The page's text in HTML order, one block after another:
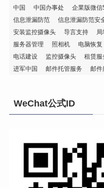
中国
中国办事处 企業版微信
信息泄漏防范
信息泄漏防范安
安装监控摄像头
导言支持 局
服务器管理
照相机 电脑恢复
电话建设
监控摄像头 租赁服
进军中国
邮件托管服务 邮件
WeChat公式ID